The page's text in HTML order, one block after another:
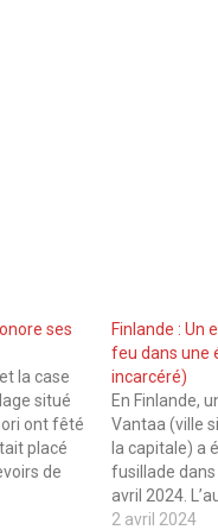
ses
la case
situé
ont fêté
placé
de
(Voir la
Finlande : Un
feu dans une
incarcéré)
En Finlande,
Vantaa (ville
la capitale) a
fusillade
avril 2024.
enfant de 12
2 avril 2024